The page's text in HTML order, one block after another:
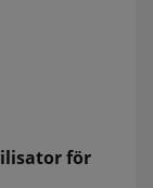
för